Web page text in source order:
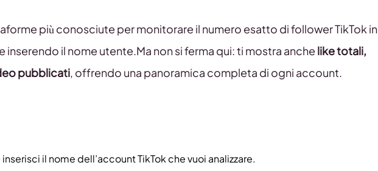
più conosciute per monitorare il numero esatto di follower TikTok in
il nome utente.Ma non si ferma qui: ti mostra anche like totali,
pubblicati, offrendo una panoramica completa di ogni account.
il nome dell’account TikTok che vuoi analizzare.